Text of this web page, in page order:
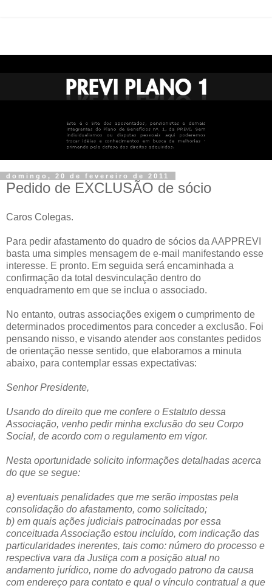
domingo, 20 de fevereiro de 2011
Pedido de EXCLUSÃO de sócio
Caros Colegas.
Para pedir afastamento do quadro de sócios da AAPPREVI
basta uma simples mensagem de e-mail manifestando esse
interesse. E pronto. Em seguida será encaminhada a
confirmação da total desvinculação dentro do
enquadramento em que se inclua o associado.
No entanto, outras associações exigem o cumprimento de
determinados procedimentos para conceder a exclusão. Foi
pensando nisso, e visando atender aos constantes pedidos
de orientação nesse sentido, que elaboramos a minuta
abaixo, para contemplar essas expectativas:
Senhor Presidente,
Usando do direito que me confere o Estatuto dessa
Associação, venho pedir minha exclusão do seu Corpo
Social, de acordo com o regulamento em vigor.
Nesta oportunidade solicito informações detalhadas acerca
do que se segue:
a) eventuais penalidades que me serão impostas pela
consolidação do afastamento, como solicitado;
b) em quais ações judiciais patrocinadas por essa
conceituada Associação estou incluído, com indicação das
particularidades inerentes, tais como: número do processo e
respectiva vara da Justiça com a posição atual no
andamento jurídico, nome do advogado patrono da causa
com endereço para contato e qual o vínculo contratual a que